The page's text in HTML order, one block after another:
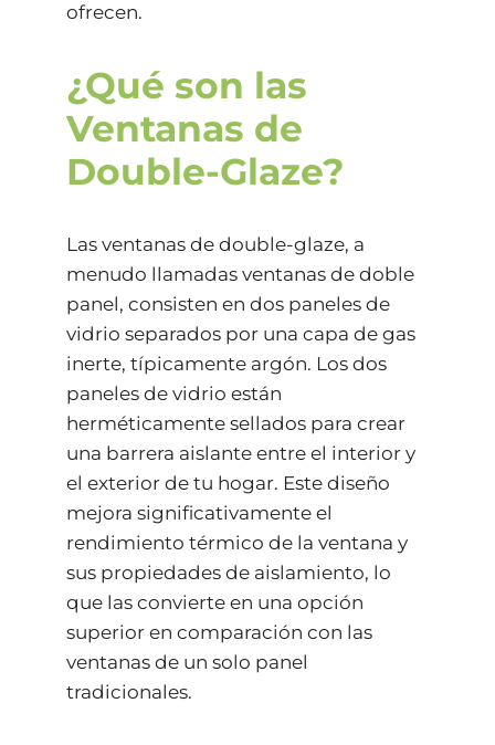
ofrecen.
¿Qué son las
Ventanas de
Double-Glaze?
Las ventanas de double-glaze, a
menudo llamadas ventanas de doble
panel, consisten en dos paneles de
vidrio separados por una capa de gas
inerte, típicamente argón. Los dos
paneles de vidrio están
herméticamente sellados para crear
una barrera aislante entre el interior y
el exterior de tu hogar. Este diseño
mejora significativamente el
rendimiento térmico de la ventana y
sus propiedades de aislamiento, lo
que las convierte en una opción
superior en comparación con las
ventanas de un solo panel
tradicionales.